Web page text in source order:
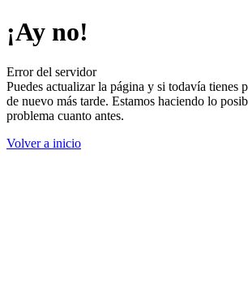
¡Ay no!
Error del servidor
Puedes actualizar la página y si todavía tienes
de nuevo más tarde. Estamos haciendo lo
problema cuanto antes.
Volver a inicio